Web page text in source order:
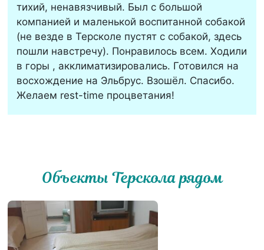
тихий, ненавязчивый. Был с большой
компанией и маленькой воспитанной собакой
(не везде в Терсколе пустят с собакой, здесь
пошли навстречу). Понравилось всем. Ходили
в горы , акклиматизировались. Готовился на
восхождение на Эльбрус. Взошёл. Спасибо.
Желаем rest-time процветания!
Объекты Терскола рядом